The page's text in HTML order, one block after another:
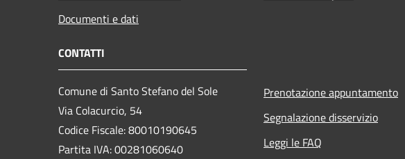
Documenti e dati
CONTATTI
Comune di Santo Stefano del Sole
Via Colacurcio, 54
Codice Fiscale: 80010190645
Partita IVA: 00281060640
Prenotazione appuntamento
Segnalazione disservizio
Leggi le FAQ